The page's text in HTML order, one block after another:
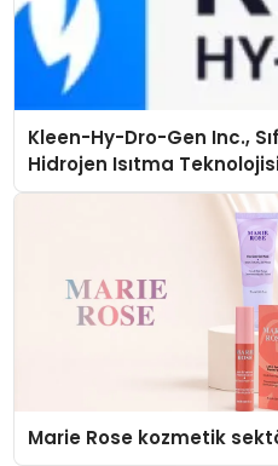
Kleen-Hy-Dro-Gen Inc.,
Hidrojen Isıtma
Düzenleyici Onaylarını
Marie Rose kozmetik